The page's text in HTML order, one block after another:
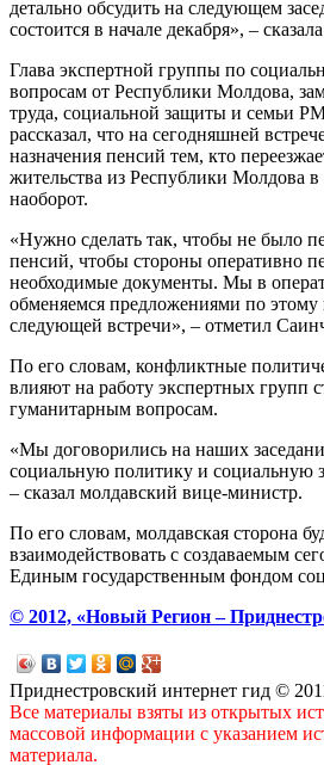
детально обсудить на следующем
состоится в начале декабря», –
Глава экспертной группы по
вопросам от Республики Молдова,
труда, социальной защиты и семьи
рассказал, что на сегодняшней
назначения пенсий тем, кто
жительства из Республики Молдова
наоборот.
«Нужно сделать так, чтобы не было
пенсий, чтобы стороны оперативно
необходимые документы. Мы в
обменяемся предложениями по
следующей встречи», – отметил
По его словам, конфликтные
влияют на работу экспертных групп
гуманитарным вопросам.
«Мы договорились на наших
социальную политику и социальную
– сказал молдавский вице-министр.
По его словам, молдавская сторона
взаимодействовать с создаваемым
Единым государственным фондом
© 2012, «Новый Регион –
Приднестровский интернет гид ©
Все материалы взяты из открытых
массовой информации с указанием
материала.